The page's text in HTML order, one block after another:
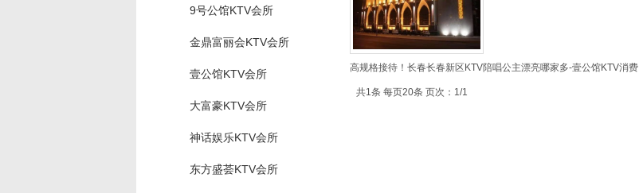
9号公馆KTV会所
金鼎富丽会KTV会所
壹公馆KTV会所
大富豪KTV会所
神话娱乐KTV会所
东方盛荟KTV会所
高规格接待！长春长春新区KTV陪唱公主漂亮哪家多-壹公馆KTV消费
共1条 每页20条 页次：1/1